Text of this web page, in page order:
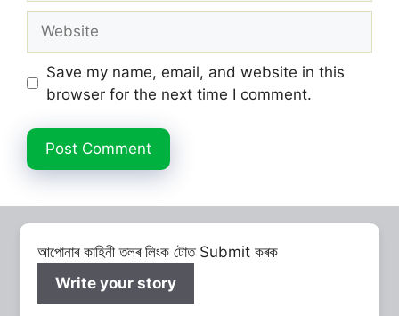
Save my name, email, and website in this
browser for the next time I comment.
আপোনাৰ কাহিনী তলৰ লিংক টোত Submit কৰক
Write your story